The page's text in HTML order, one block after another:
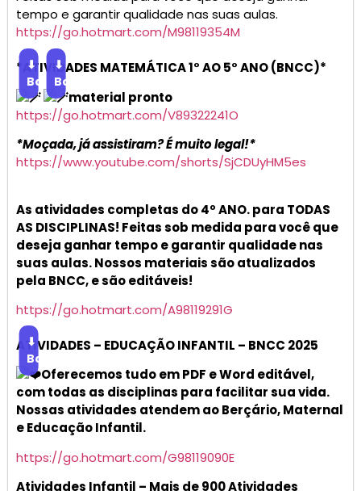
tempo e garantir qualidade nas suas aulas.
https://go.hotmart.com/M98119354M
*ATIVIDADES MATEMÁTICA 1° AO 5° ANO (BNCC)*
⬇
Baixar
⬇
Baixar
material pronto
https://go.hotmart.com/V89322241O
*Moçada, já assistiram? É muito legal!*
https://www.youtube.com/shorts/SjCDUyHM5es
As atividades completas do 4º ANO. para TODAS
AS DISCIPLINAS! Feitas sob medida para você que
deseja ganhar tempo e garantir qualidade nas
suas aulas. Nossos materiais são atualizados
pela BNCC, e são editáveis!
https://go.hotmart.com/A98119291G
ATIVIDADES – EDUCAÇÃO INFANTIL – BNCC 2025
⬇
Baixar
Oferecemos tudo em PDF e Word editável,
com todas as disciplinas para facilitar sua vida.
Nossas atividades atendem ao Berçário, Maternal
e Educação Infantil.
https://go.hotmart.com/G98119090E
Atividades Infantil – Mais de 900 Atividades